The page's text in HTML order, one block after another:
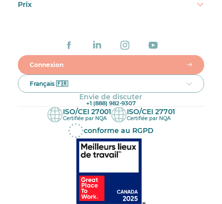
Prix
Connexion
Français 🇫🇷
Envie de discuter
+1 (888) 982-9307
ISO/CEI 27001
Certifiée par NQA
ISO/CEI 27701
Certifiée par NQA
conforme au RGPD